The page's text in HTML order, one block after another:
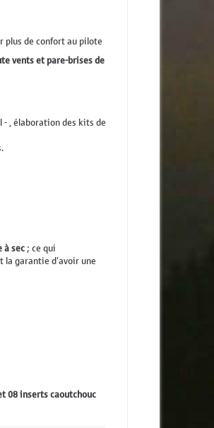
plus de confort au pilote
vents et pare-brises de
- , élaboration des kits de
à sec; ce qui
la garantie d'avoir une
08 inserts caoutchouc